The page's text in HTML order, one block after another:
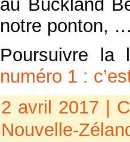
au Buckland
notre ponton,
Poursuivre
numéro 1 :
2 avril 2017 |
Nouvelle-